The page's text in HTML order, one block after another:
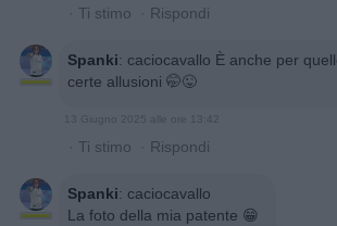
· Ti stimo · Rispondi
Spanki: caciocavallo È anche per
certe allusioni 🤭😜
13 Giugno 2025 alle ore 13:42
· Ti stimo · Rispondi
Spanki: caciocavallo
La foto della mia patente 😁